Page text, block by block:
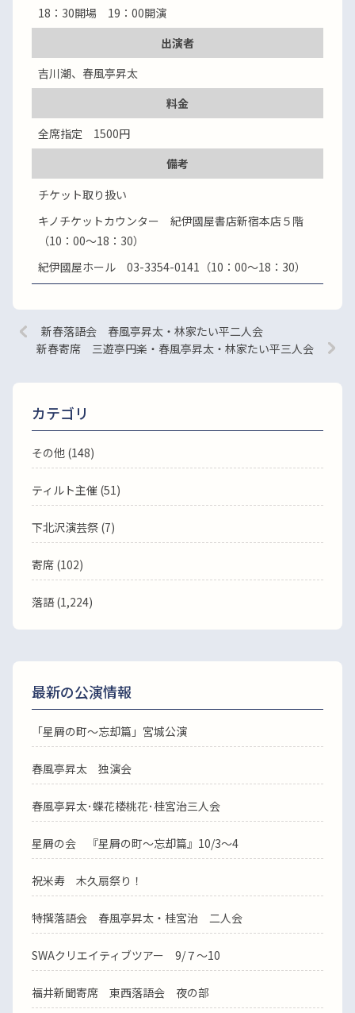
18：30開場 19：00開演
出演者
吉川潮、春風亭昇太
料金
全席指定 1500円
備考
チケット取り扱い
キノチケットカウンター 紀伊國屋書店新宿本店５階
（10：00～18：30）
紀伊國屋ホール 03-3354-0141（10：00～18：30）
新春落語会 春風亭昇太・林家たい平二人会
新春寄席 三遊亭円楽・春風亭昇太・林家たい平三人会
カテゴリ
その他 (148)
ティルト主催 (51)
下北沢演芸祭 (7)
寄席 (102)
落語(1,224)
最新の公演情報
「星屑の町～忘却篇」宮城公演
春風亭昇太 独演会
春風亭昇太･蝶花楼桃花･桂宮治三人会
星屑の会 『星屑の町～忘却篇』10/3～4
祝米寿 木久扇祭り！
特撰落語会 春風亭昇太・桂宮治 二人会
SWAクリエイティブツアー 9/７～10
福井新聞寄席 東西落語会 夜の部